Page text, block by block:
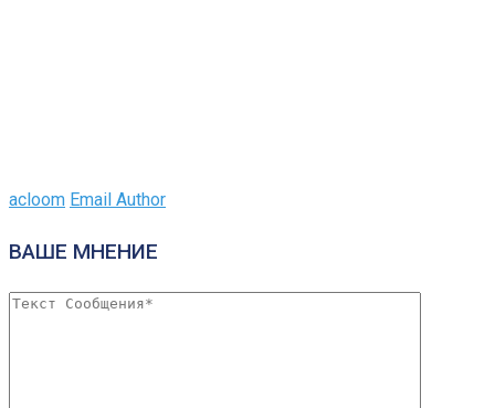
acloom Email Author
ВАШЕ МНЕНИЕ